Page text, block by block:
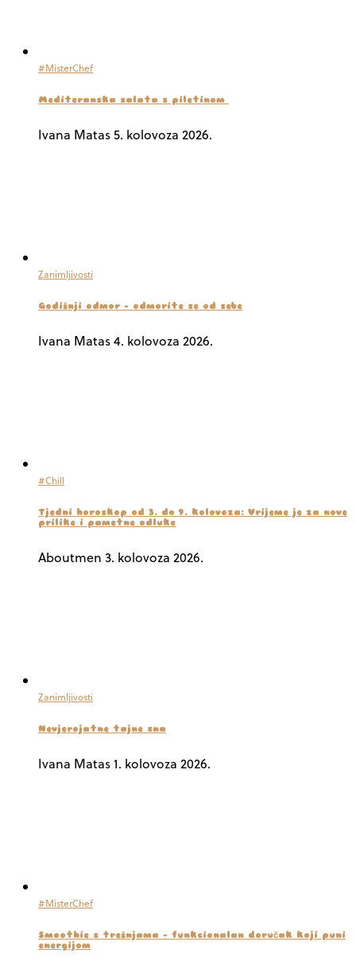
#MisterChef
Mediteranska salata s piletinom
Ivana Matas5. kolovoza 2026.
Zanimljivosti
Godišnji odmor – odmorite se od sebe
Ivana Matas4. kolovoza 2026.
#Chill
Tjedni horoskop od 3. do 9. kolovoza: Vrijeme je za nove
prilike i pametne odluke
Aboutmen 3. kolovoza 2026.
Zanimljivosti
Nevjerojatne tajne sna
Ivana Matas1. kolovoza 2026.
#MisterChef
Smoothie s trešnjama – funkcionalan doručak koji puni
energijom